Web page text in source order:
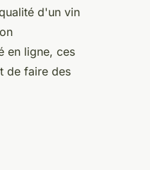
d'un vin
en ligne, ces
de faire des